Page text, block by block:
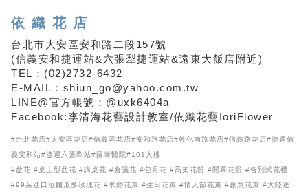
依織花店
台北市大安區安和路二段157號
(信義安和捷運站&六張犁捷運站&遠東大飯店附近)
TEL：(02)2732-6432
E-MAIL：shiun_go@yahoo.com.tw
LINE@官方帳號：@uxk6404a
Facebook:李清海花藝設計教室/依織花藝IoriFlower
#台北花店#大安區花店#信義區花店#安和路花店#敦化南路花店#信義路花店#捷運信
義安和站#捷運六張犁站#國泰醫院#101大樓
#盆花 #桌上型盆花 #講桌花 #會議花 #包月花 #高架花籃 #開幕花籃 #告別式花禮
#99朵進口厄爾瓜多玫瑰花 #求婚花束 #生日花束 #情人節花束 #創意花束 #大陸送